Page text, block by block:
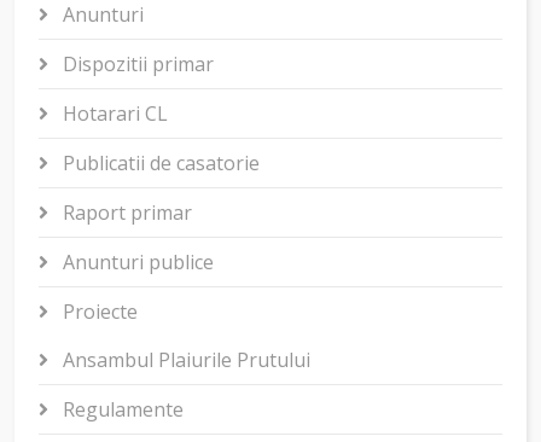
Anunturi
Dispozitii primar
Hotarari CL
Publicatii de casatorie
Raport primar
Anunturi publice
Proiecte
Ansambul Plaiurile Prutului
Regulamente